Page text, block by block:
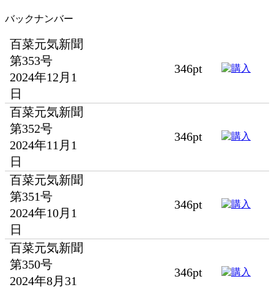
バックナンバー
百菜元気新聞
第353号
2024年12月1
日
346pt
百菜元気新聞
第352号
2024年11月1
日
346pt
百菜元気新聞
第351号
2024年10月1
日
346pt
百菜元気新聞
第350号
2024年8月31
346pt